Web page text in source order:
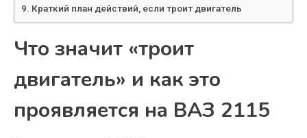
Краткий план действий, если троит двигатель
Что значит «троит
двигатель» и как это
проявляется на ВАЗ 2115